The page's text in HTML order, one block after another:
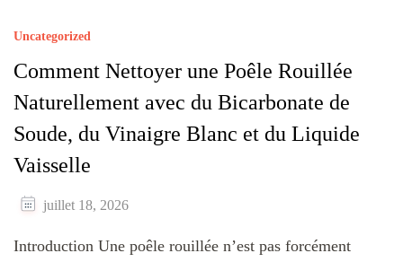
Uncategorized
Comment Nettoyer une Poêle Rouillée
Naturellement avec du Bicarbonate de
Soude, du Vinaigre Blanc et du Liquide
Vaisselle
juillet 18, 2026
Introduction Une poêle rouillée n’est pas forcément